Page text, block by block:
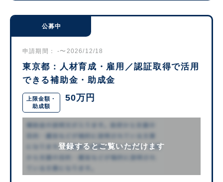
公募中
申請期間： -〜2026/12/18
東京都：人材育成・雇用／認証取得で活用
できる補助金・助成金
上限金額・
助成額
50万円
登録するとご覧いただけます